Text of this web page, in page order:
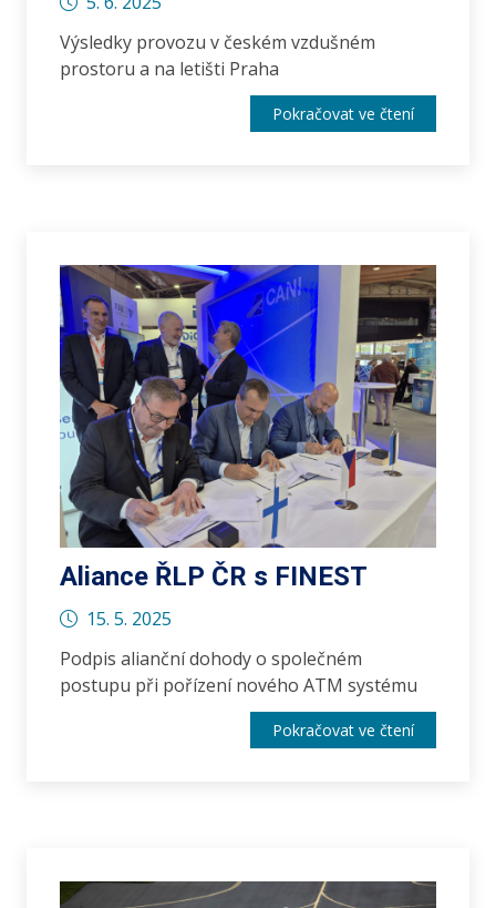
Výsledky provozu v českém vzdušném
prostoru a na letišti Praha
Pokračovat ve čtení
Aliance ŘLP ČR s FINEST
15. 5. 2025
Podpis alianční dohody o společném
postupu při pořízení nového ATM systému
Pokračovat ve čtení